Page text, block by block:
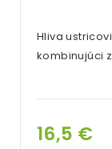
Hliva
kombinujúci
16,5 €